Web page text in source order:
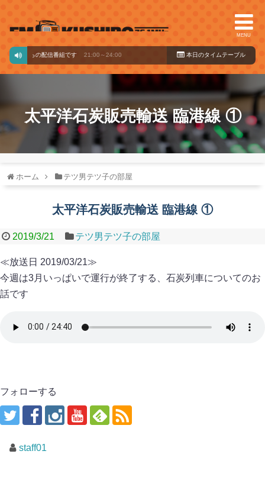
MENU
ドからの配信番組です 21:00～24:00 本日のタイ ムテーブル
太平洋石炭販売輸送 臨港線 ①
ホーム テツ男テツ子の部屋
太平洋石炭販売輸送 臨港線 ①
2019/3/21 テツ男テツ子の部屋
≪放送日 2019/03/21≫
今週は3月いっぱいで運行が終了する、石炭列車についてのお
話です
フォローする
staff01